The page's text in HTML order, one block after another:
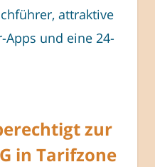
attraktive
Apps und eine 24-
zur
in Tarifzone